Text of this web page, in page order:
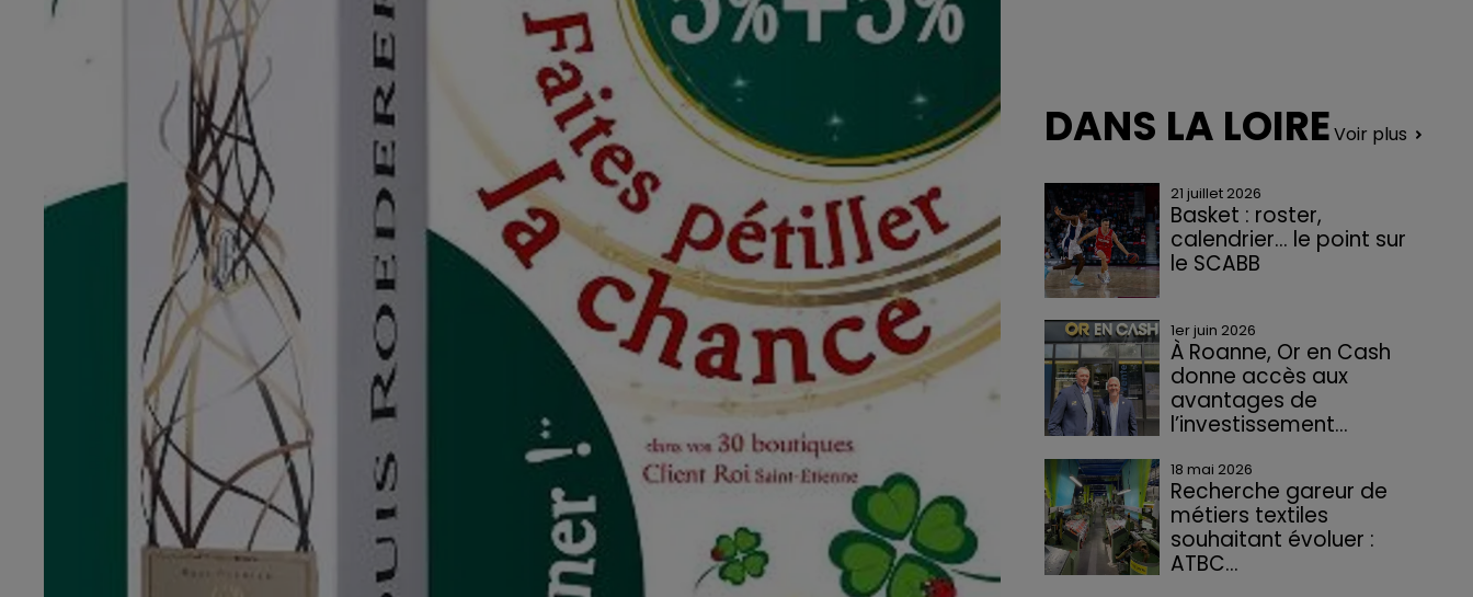
DANS LA LOIREVoir plus
21 juillet 2026
Basket : roster,
calendrier... le point sur
le SCABB
1er juin 2026
À Roanne, Or en Cash
donne accès aux
avantages de
l’investissement...
18 mai 2026
Recherche gareur de
métiers textiles
souhaitant évoluer :
ATBC...